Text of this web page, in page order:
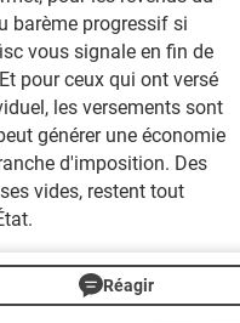
barème progressif si
vous signale en fin de
pour ceux qui ont versé
les versements sont
générer une économie
d'imposition. Des
vides, restent tout
Réagir